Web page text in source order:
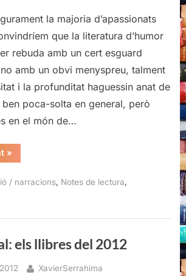
Adrià
Pujol
la majoria d’apassionats
que la literatura d’humor
rebuda amb un cert esguard
amb un obvi menyspreu, talment
i la profunditat haguessin anat de
poca-solta en general, però
en el món de…
“Alteracions,
Adrià
»
/ narracions, Notes de lectura,
els llibres del 2012
By
XavierSerrahima